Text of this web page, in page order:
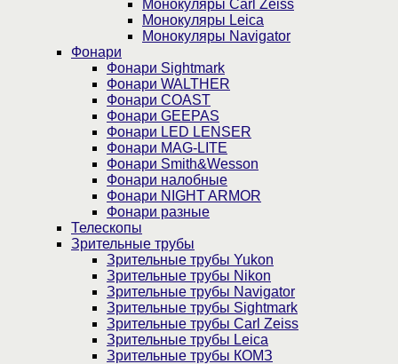
Монокуляры Carl Zeiss
Монокуляры Leica
Монокуляры Navigator
Фонари
Фонари Sightmark
Фонари WALTHER
Фонари COAST
Фонари GEEPAS
Фонари LED LENSER
Фонари MAG-LITE
Фонари Smith&Wesson
Фонари налобные
Фонари NIGHT ARMOR
Фонари разные
Телескопы
Зрительные трубы
Зрительные трубы Yukon
Зрительные трубы Nikon
Зрительные трубы Navigator
Зрительные трубы Sightmark
Зрительные трубы Carl Zeiss
Зрительные трубы Leica
Зрительные трубы КОМЗ